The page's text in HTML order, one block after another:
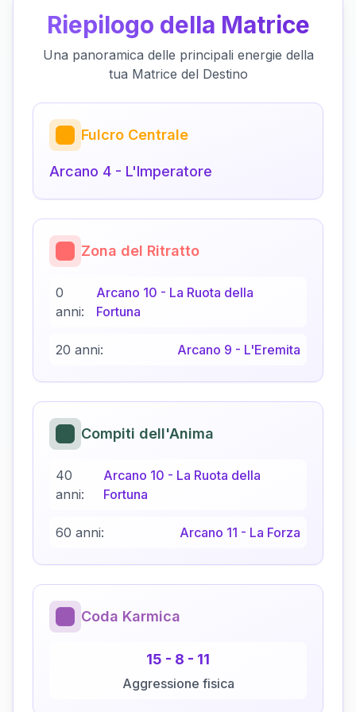
Riepilogo della Matrice
Una panoramica delle principali energie della
tua Matrice del Destino
Fulcro Centrale
Arcano 4 - L'Imperatore
Zona del Ritratto
0
anni:
Arcano 10 - La Ruota della
Fortuna
20 anni: Arcano 9 - L'Eremita
Compiti dell'Anima
40
anni:
Arcano 10 - La Ruota della
Fortuna
60 anni: Arcano 11 - La Forza
Coda Karmica
15 - 8 - 11
Aggressione fisica